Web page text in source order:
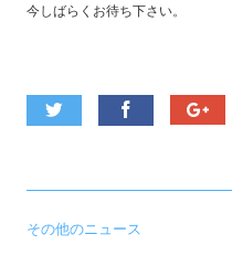
今しばらくお待ち下さい。
その他のニュース